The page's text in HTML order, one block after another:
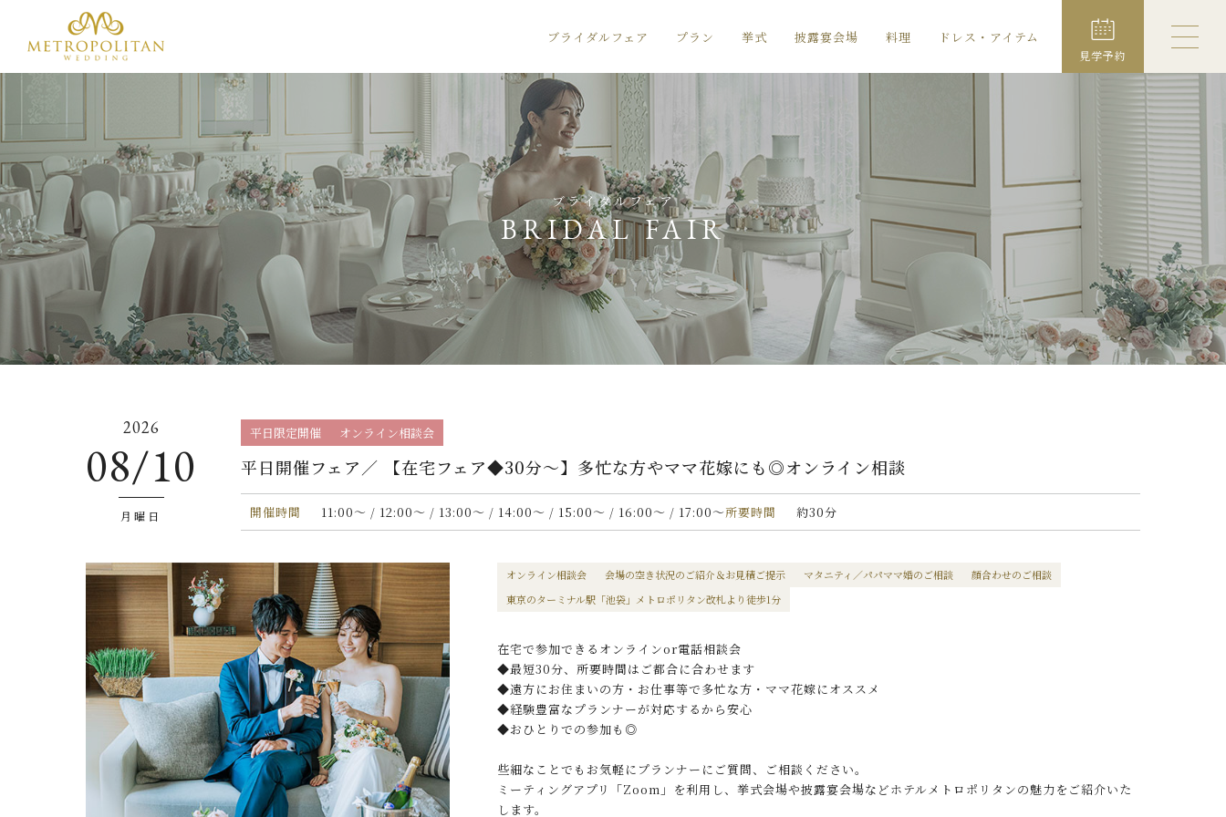
ブライダルフェア プラン 挙式 披露宴会場 料理 ドレス・アイテム
見学予約
ブライダルフェア
BRIDAL FAIR
2026
08/10
月曜日
平日限定開催 オンライン相談会
平日開催フェア／ 【在宅フェア◆30分〜】多忙な方やママ花嫁にも◎オンライン相談
開催時間 11:00〜 / 12:00〜 / 13:00〜 / 14:00〜 / 15:00〜 / 16:00〜 / 17:00〜所要時間 約30分
オンライン相談会 会場の空き状況のご紹介＆お見積ご提示 マタニティ／パパママ婚のご相談
顔合わせのご相談
東京のターミナル駅「池袋」メトロポリタン改札より徒歩1分
在宅で参加できるオンラインor電話相談会
◆最短30分、所要時間はご都合に合わせます
◆遠方にお住まいの方・お仕事等で多忙な方・ママ花嫁にオススメ
◆経験豊富なプランナーが対応するから安心
◆おひとりでの参加も◎
些細なことでもお気軽にプランナーにご質問、ご相談ください。
ミーティングアプリ「Zoom」を利用し、挙式会場や披露宴会場などホテルメトロポリタンの魅力をご紹介いた
します。